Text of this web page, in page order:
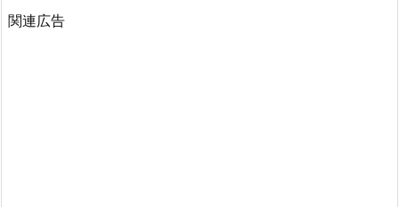
関連広告